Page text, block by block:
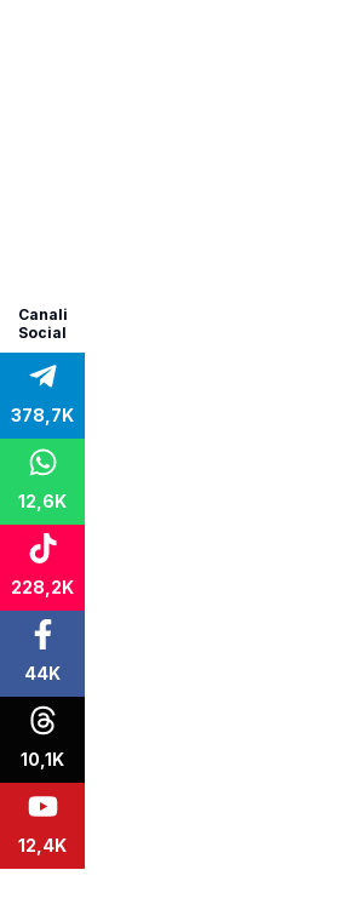
Canali
Social
378,7K
12,6K
228,2K
44K
10,1K
12,4K